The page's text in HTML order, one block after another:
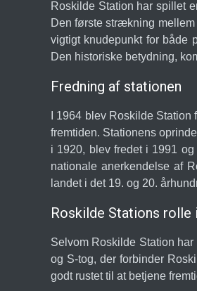
Roskilde Station har spillet
Den første strækning
vigtigt knudepunkt for både
Den historiske betydning,
Fredning af stationen
I 1964 blev Roskilde
fremtiden. Stationens
i 1920, blev fredet i 1991
nationale anerkendelse af
landet i det 19. og 20.
Roskilde Stations rolle
Selvom Roskilde Station
og S-tog, der forbinder
godt rustet til at betjene